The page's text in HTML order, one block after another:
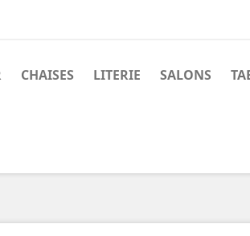
CHAISES LITERIE SALONS